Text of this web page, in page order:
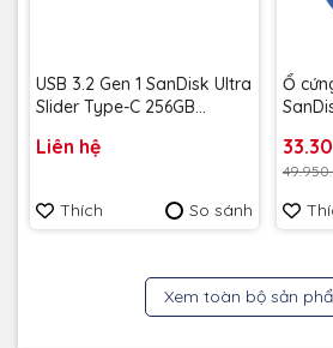
USB 3.2 Gen 1 SanDisk Ultra
Slider Type-C 256GB
G46 - Bảo hành 5 năm
Liên hệ
Thích So sánh
Ổ
Bảo
Xem toàn bộ sản